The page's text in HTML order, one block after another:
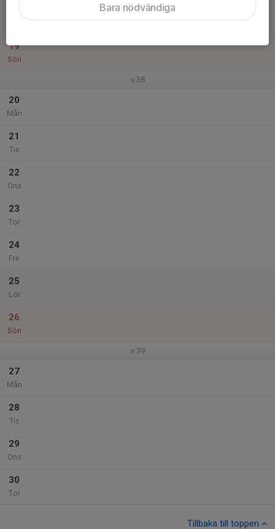
19
Sön
v.38
20
Mån
21
Tis
22
Ons
23
Tor
24
Fre
25
Lör
26
Sön
v.39
27
Mån
28
Tis
29
Ons
30
Tor
Tillbaka till toppen
Bara nödvändiga